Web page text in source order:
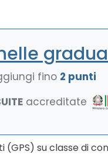
fino 2 punti
accreditate
su classe di